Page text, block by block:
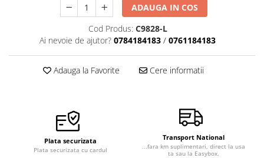
ADAUGA IN COS
Cod Produs: C9828-L
Ai nevoie de ajutor? 0784184183 / 0761184183
Adauga la Favorite Cere informatii
Plata securizata
Plata securizata cu cardul
Transport National
...fara km suplimentari, direct la usa
ta sau la Easybox.